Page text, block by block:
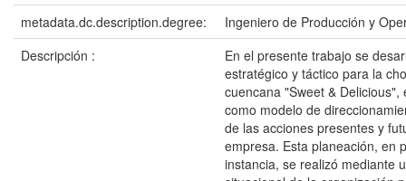
metadata.dc.description.degree:
Ingeniero de Producción y
Descripción :
En el presente trabajo se
estratégico y táctico para la
cuencana "Sweet & Delicious",
como modelo de
de las acciones presentes y
empresa. Esta planeación, en
instancia, se realizó mediante